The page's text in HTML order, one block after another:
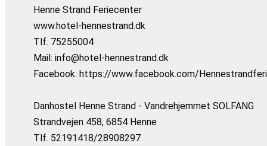
Henne Strand Feriecenter
www.hotel-hennestrand.dk
Tlf. 75255004
Mail: info@hotel-hennestrand.dk
Facebook: https://www.facebook.com/
Danhostel Henne Strand - Vandrehjemmet SOLFANG
Strandvejen 458, 6854 Henne
Tlf. 52191418/28908297